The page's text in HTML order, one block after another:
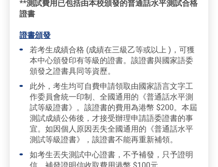
**測試費用已包括由本校頒發的普通話水平測試合格
證書
證書頒發
若考生成績合格 (成績在三級乙等或以上 )，可獲
本中心頒發印有等級的證書。該證書與國家語委
頒發之證書具同等資歷。
此外，考生均可自費申請領取由國家語言文字工
作委員會統一印制、全國通用的《普通話水平測
試等級證書》。該證書的費用為港幣 $200。本屆
測試成績公佈後，才接受辦理申請語委證書的事
宜。如因個人原因丟失全國通用的《普通話水平
測試等級證書》，該證書不能再重新補領。
如考生丟失測試中心證書，不予補發，只予證明